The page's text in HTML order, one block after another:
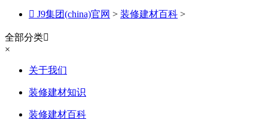
 J9集团(china)官网 > 装修建材百科 >
全部分类
×
关于我们
装修建材知识
装修建材百科